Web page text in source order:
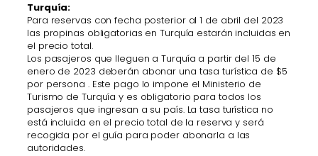
Turquía:
Para reservas con fecha posterior al 1 de abril del 2023
las propinas obligatorias en Turquía estarán incluidas en
el precio total.
Los pasajeros que lleguen a Turquía a partir del 15 de
enero de 2023 deberán abonar una tasa turística de $5
por persona . Este pago lo impone el Ministerio de
Turismo de Turquía y es obligatorio para todos los
pasajeros que ingresan a su país. La tasa turística no
está incluida en el precio total de la reserva y será
recogida por el guía para poder abonarla a las
autoridades.